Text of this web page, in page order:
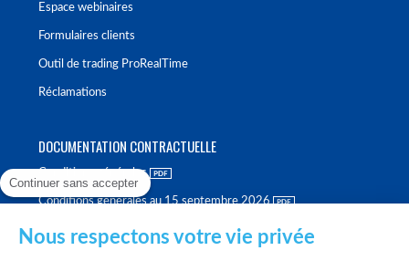
Espace webinaires
Formulaires clients
Outil de trading ProRealTime
Réclamations
DOCUMENTATION CONTRACTUELLE
Conditions générales
Conditions générales au 15 septembre 2026
Continuer sans accepter
Nous respectons votre vie privée